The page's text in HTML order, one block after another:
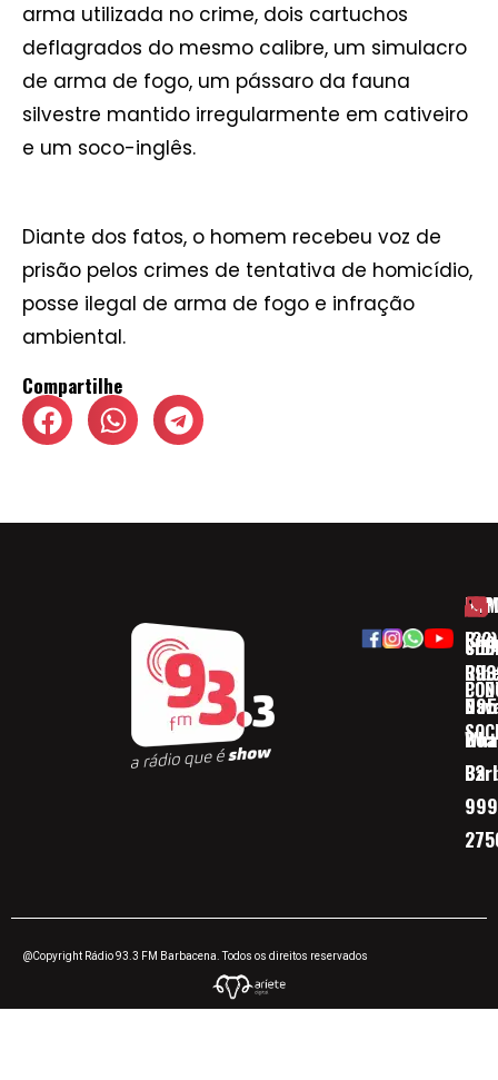
arma utilizada no crime, dois cartuchos
deflagrados do mesmo calibre, um simulacro
de arma de fogo, um pássaro da fauna
silvestre mantido irregularmente em cativeiro
e um soco-inglês.
Diante dos fatos, o homem recebeu voz de
prisão pelos crimes de tentativa de homicídio,
posse ilegal de arma de fogo e infração
ambiental.
Compartilhe
(32)
32
@Copyright Rádio 93.3 FM Barbacena. Todos os direitos reservados